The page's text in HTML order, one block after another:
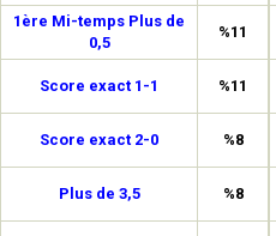
1ère Mi-temps Plus de
0,5
%11
Score exact 1-1 %11
Score exact 2-0 %8
Plus de 3,5 %8